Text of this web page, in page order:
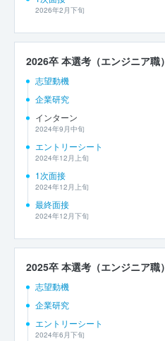
2026年2月下旬
2026卒 本選考（エンジニア職）
志望動機
企業研究
インターン
2024年9月中旬
エントリーシート
2024年12月上旬
1次面接
2024年12月上旬
最終面接
2024年12月下旬
2025卒 本選考（エンジニア職）
志望動機
企業研究
エントリーシート
2024年6月下旬